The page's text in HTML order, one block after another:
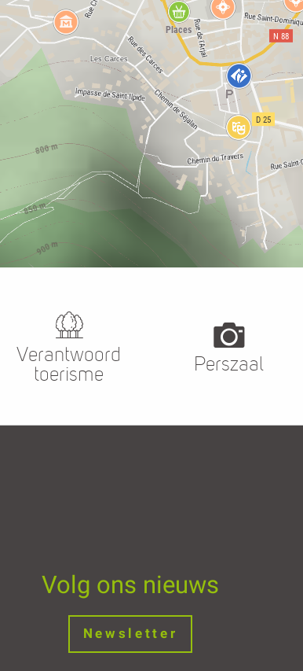
Verantwoord
toerisme
Perszaal
Volg ons nieuws
Newsletter